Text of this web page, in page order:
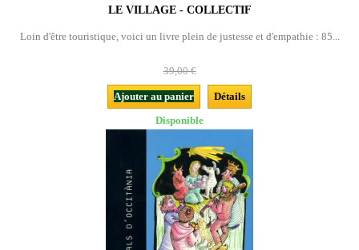
LE VILLAGE - COLLECTIF
Loin d'être touristique, voici un livre plein de justesse et d'empathie : 85...
39,00 €
Ajouter au panier
Détails
Disponible